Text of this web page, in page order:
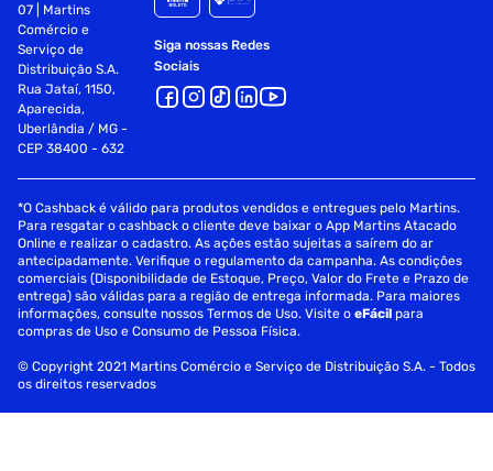
07 | Martins
Comércio e
Serviço de
Distribuição S.A.
Rua Jataí, 1150,
Aparecida,
Uberlândia / MG -
CEP 38400 - 632
Siga nossas Redes
Sociais
*O Cashback é válido para produtos vendidos e entregues pelo Martins.
Para resgatar o cashback o cliente deve baixar o App Martins Atacado
Online e realizar o cadastro. As ações estão sujeitas a saírem do ar
antecipadamente. Verifique o regulamento da campanha. As condições
comerciais (Disponibilidade de Estoque, Preço, Valor do Frete e Prazo de
entrega) são válidas para a região de entrega informada. Para maiores
informações, consulte nossos Termos de Uso. Visite oeFácil para
compras de Uso e Consumo de Pessoa Física.
© Copyright 2021 Martins Comércio e Serviço de Distribuição S.A. - Todos
os direitos reservados